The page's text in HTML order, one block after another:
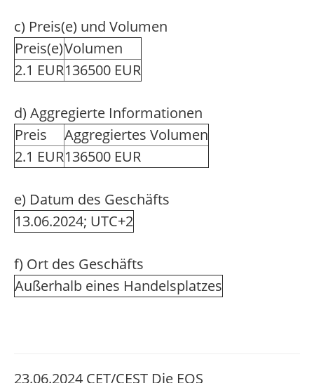
c) Preis(e) und Volumen
Preis(e)Volumen
2.1 EUR136500 EUR
d) Aggregierte Informationen
Preis
Aggregiertes Volumen
2.1 EUR136500 EUR
e) Datum des Geschäfts
13.06.2024; UTC+2
f) Ort des Geschäfts
Außerhalb eines Handelsplatzes
23.06.2024 CET/CEST Die EQS